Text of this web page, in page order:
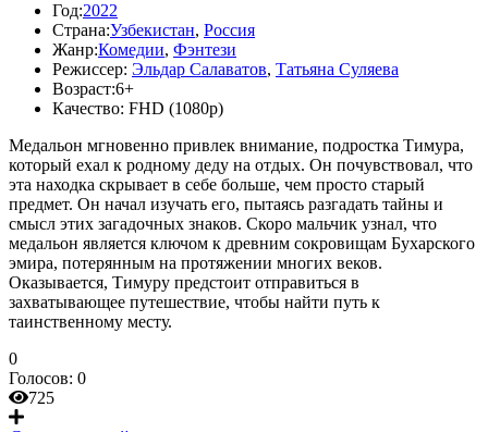
Год:2022
Страна:Узбекистан, Россия
Жанр:Комедии, Фэнтези
Режиссер: Эльдар Салаватов, Татьяна Суляева
Возраст:6+
Качество: FHD (1080p)
Медальон мгновенно привлек внимание, подростка Тимура,
который ехал к родному деду на отдых. Он почувствовал, что
эта находка скрывает в себе больше, чем просто старый
предмет. Он начал изучать его, пытаясь разгадать тайны и
смысл этих загадочных знаков. Скоро мальчик узнал, что
медальон является ключом к древним сокровищам Бухарского
эмира, потерянным на протяжении многих веков.
Оказывается, Тимуру предстоит отправиться в
захватывающее путешествие, чтобы найти путь к
таинственному месту.
0
Голосов: 0
725